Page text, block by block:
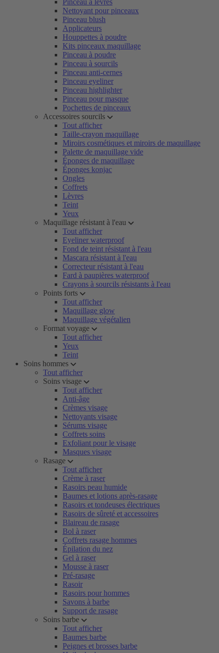
Pinceau à lèvres
Nettoyant pour pinceaux
Pinceau blush
Applicateurs
Houppettes à poudre
Kits pinceaux maquillage
Pinceau à poudre
Pinceau à sourcils
Pinceau anti-cernes
Pinceau eyeliner
Pinceau highlighter
Pinceau pour masque
Pochettes de pinceaux
Accessoires sourcils
Tout afficher
Taille-crayon maquillage
Miroirs cosmétiques et miroirs de maquillage
Palette de maquillage vide
Éponges de maquillage
Éponges konjac
Ongles
Coffrets
Lèvres
Teint
Yeux
Maquillage résistant à l'eau
Tout afficher
Eyeliner waterproof
Fond de teint résistant à l'eau
Mascara résistant à l'eau
Correcteur résistant à l'eau
Fard à paupières waterproof
Crayons à sourcils résistants à l'eau
Points forts
Tout afficher
Maquillage glow
Maquillage végétalien
Format voyage
Tout afficher
Yeux
Teint
Soins hommes
Tout afficher
Soins visage
Tout afficher
Anti-âge
Crèmes visage
Nettoyants visage
Sérums visage
Coffrets soins
Exfoliant pour le visage
Masques visage
Rasage
Tout afficher
Crème à raser
Rasoirs peau humide
Baumes et lotions après-rasage
Rasoirs et tondeuses électriques
Rasoirs de sûreté et accessoires
Blaireau de rasage
Bol à raser
Coffrets rasage hommes
Épilation du nez
Gel à raser
Mousse à raser
Pré-rasage
Rasoir
Rasoirs pour hommes
Savons à barbe
Support de rasage
Soins barbe
Tout afficher
Baumes barbe
Peignes et brosses barbe